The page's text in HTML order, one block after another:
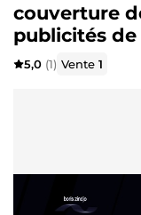
couverture
publicités de
5,0 (1) Vente1